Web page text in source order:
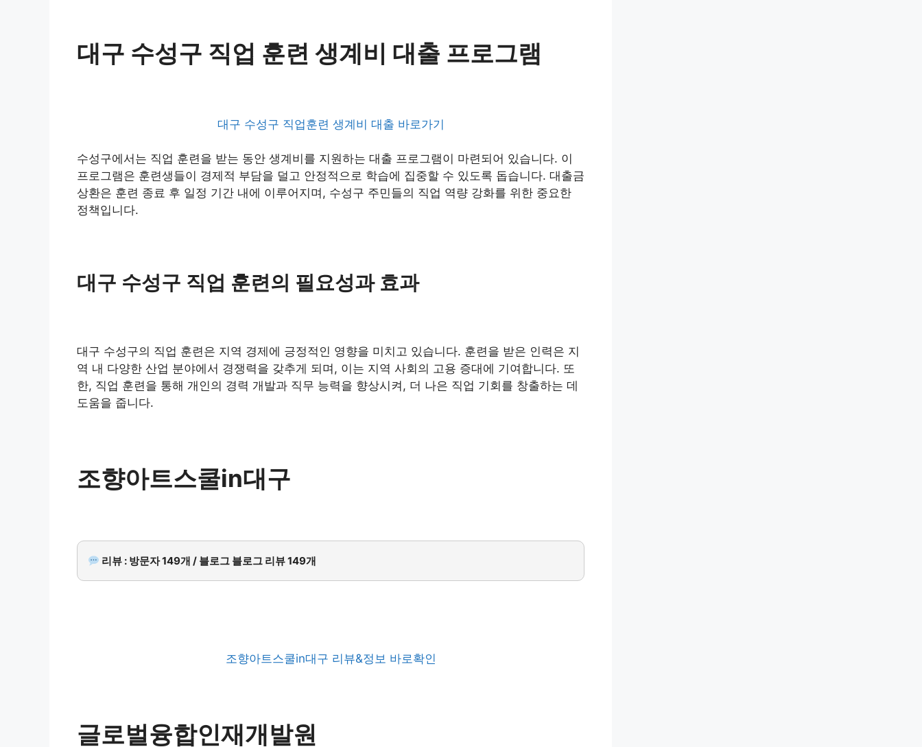
대구 수성구 직업 훈련 생계비 대출 프로그램
대구 수성구 직업훈련 생계비 대출 바로가기
수성구에서는 직업 훈련을 받는 동안 생계비를 지원하는 대출 프로그램이 마련되어 있습니다. 이
프로그램은 훈련생들이 경제적 부담을 덜고 안정적으로 학습에 집중할 수 있도록 돕습니다. 대출금
상환은 훈련 종료 후 일정 기간 내에 이루어지며, 수성구 주민들의 직업 역량 강화를 위한 중요한
정책입니다.
대구 수성구 직업 훈련의 필요성과 효과
대구 수성구의 직업 훈련은 지역 경제에 긍정적인 영향을 미치고 있습니다. 훈련을 받은 인력은 지
역 내 다양한 산업 분야에서 경쟁력을 갖추게 되며, 이는 지역 사회의 고용 증대에 기여합니다. 또
한, 직업 훈련을 통해 개인의 경력 개발과 직무 능력을 향상시켜, 더 나은 직업 기회를 창출하는 데
도움을 줍니다.
조향아트스쿨in대구
리뷰 : 방문자 149개 / 블로그 블로그 리뷰 149개
조향아트스쿨in대구 리뷰&정보 바로확인
글로벌융합인재개발원